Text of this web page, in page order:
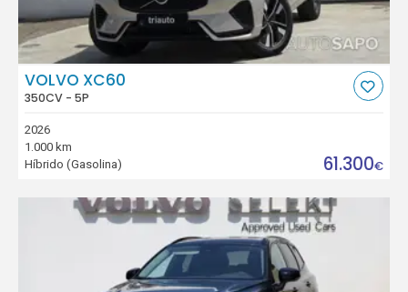
VOLVO XC60
350CV - 5P
2026
1.000 km
Híbrido (Gasolina)
61.300€